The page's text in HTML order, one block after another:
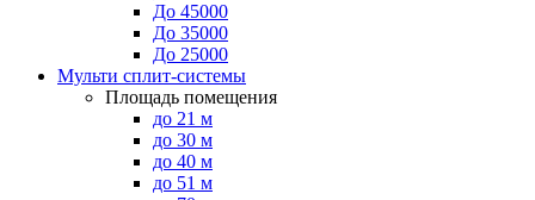
До 45000
До 35000
До 25000
Мульти сплит-системы
Площадь помещения
до 21 м
до 30 м
до 40 м
до 51 м